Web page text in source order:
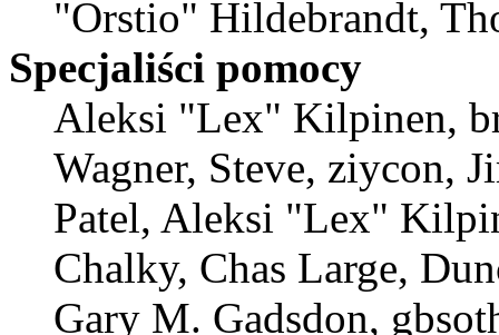
"Orstio" Hildebrandt,
Specjaliści pomocy
Aleksi "Lex" Kilpinen,
Wagner, Steve, ziycon,
Patel, Aleksi "Lex"
Chalky, Chas Large,
Gary M. Gadsdon,